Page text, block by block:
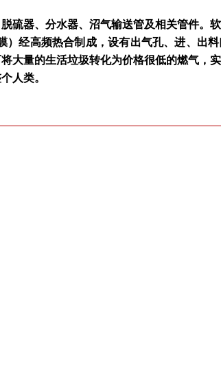
硫器、分水器、沼气输送管及相关管件。
经高频热合制成，设有出气孔、进、出料
量的生活垃圾转化为价格很低的燃气，
人类。